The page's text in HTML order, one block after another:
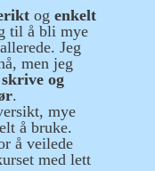
og enkelt
til å bli mye
Jeg
men jeg
og
.
mye
å bruke.
å veilede
med lett